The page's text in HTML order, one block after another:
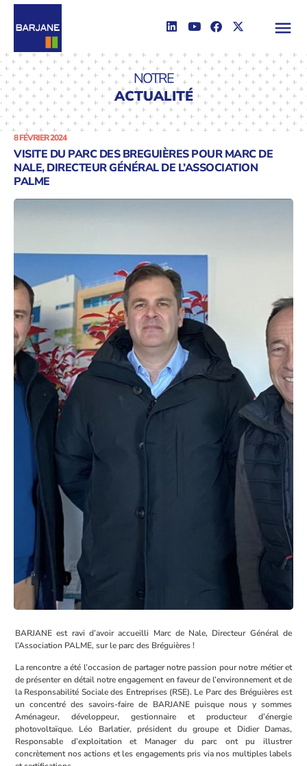
NOTRE
ACTUALITÉ
8 FÉVRIER 2024
VISITE DU PARC DES BREGUIÈRES POUR MARC DE
NALE, DIRECTEUR GÉNÉRAL DE L’ASSOCIATION
PALME
BARJANE est ravi d’avoir accueilli Marc de Nale, Directeur Général de
l’Association PALME, sur le parc des Bréguières !
La rencontre a été l’occasion de partager notre passion pour notre métier et
de présenter en détail notre engagement en faveur de l’environnement et de
la Responsabilité Sociale des Entreprises (RSE). Le Parc des Bréguières est
un concentré des savoirs-faire de BARJANE puisque nous y sommes
Aménageur, développeur, gestionnaire et producteur d’énergie
photovoltaïque. Léo Barlatier, président du groupe et Didier Damas,
Responsable d’exploitation et Manager du parc ont pu illustrer
concrètement nos actions et les engagements pris via nos multiples labels